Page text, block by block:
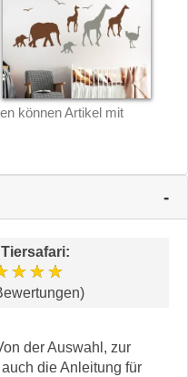
können Artikel mit
Tiersafari:
der Auswahl, zur
die Anleitung für